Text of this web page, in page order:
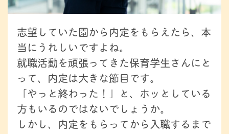
志望していた園から内定をもらえたら、本
当にうれしいですよね。
就職活動を頑張ってきた保育学生さんにと
って、内定は大きな節目です。
「やっと終わった！」と、ホッとしている
方もいるのではないでしょうか。
しかし、内定をもらってから入職するまで